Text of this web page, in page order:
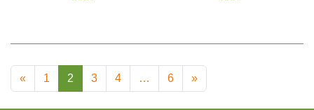
« 1 2 3 4 … 6 »